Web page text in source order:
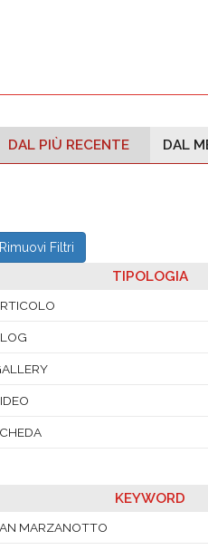
DAL PIÙ RECENTE DAL
Rimuovi Filtri
TIPOLOGIA
KEYWORD
MARZANOTTO